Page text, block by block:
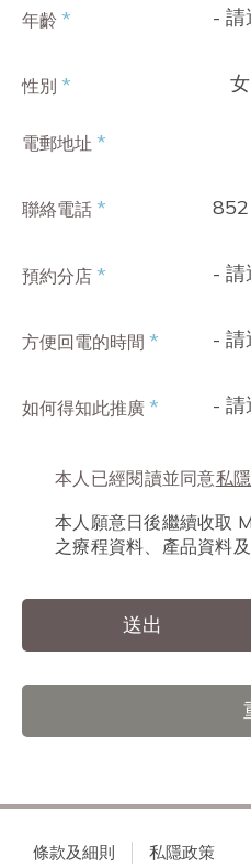
年齡 * - 請
性別 * 女
電郵地址 *
聯絡電話 * 852
預約分店 * - 請
方便回電的時間 * - 請
如何得知此推廣 * - 請
本人已經閱讀並同意私
本人願意日後繼續收取
之療程資料、產品資料及
送出
條款及細則 私隱政策